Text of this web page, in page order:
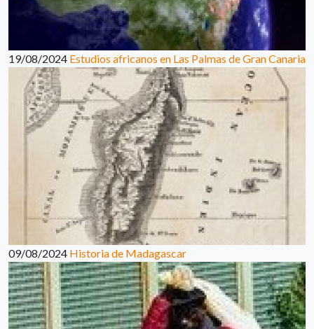
19/08/2024 Estudios africanos en Las Palmas de Gran Canaria
09/08/2024 Historia de Madagascar